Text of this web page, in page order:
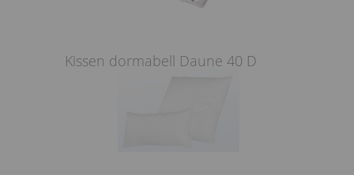
Kissen dormabell Daune 40 D